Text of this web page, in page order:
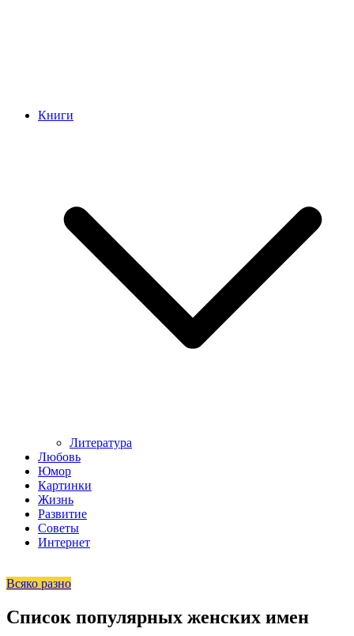
Книги
Литература
Любовь
Юмор
Картинки
Жизнь
Развитие
Советы
Интернет
Всяко разно
Список популярных женских имен